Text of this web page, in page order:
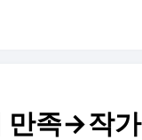
만족→작가